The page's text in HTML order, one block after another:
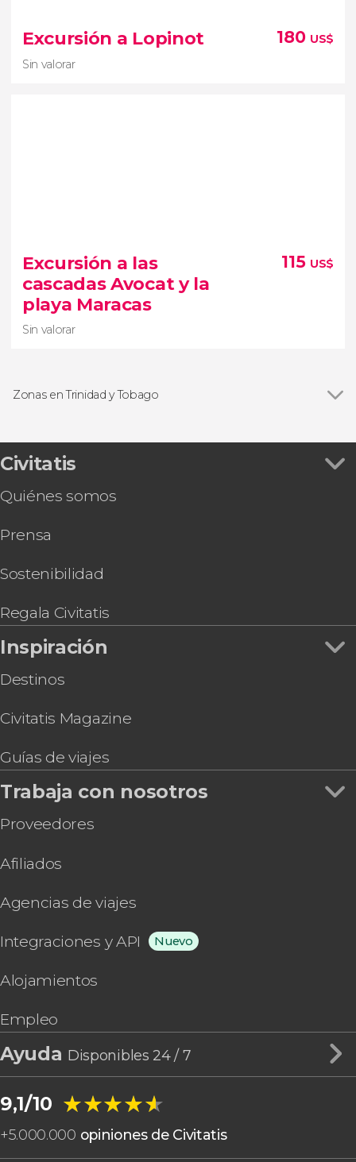
tour en kayak por el santuario de aves
la zona de manglares más grande de Trinidad y
Excursión a Lopinot
Sin valorar
180 US$
excursión a Lopinot
música, chocolate, naturaleza y enigmáticas
leyendas
Excursión a las
cascadas Avocat y la
playa Maracas
Sin valorar
115 US$
Sin valorar
bonitas de Trinidad
Maracas
Zonas en Trinidad y Tobago
Isla Trinidad
Civitatis
Quiénes somos
Prensa
Sostenibilidad
Regala Civitatis
Inspiración
Destinos
Civitatis Magazine
Guías de viajes
Trabaja con nosotros
Proveedores
Afiliados
Agencias de viajes
Integraciones y API Nuevo
Alojamientos
Empleo
Ayuda Disponibles 24 / 7
9,1/10 ★★★★★
★★★★★
+5.000.000 opiniones de Civitatis